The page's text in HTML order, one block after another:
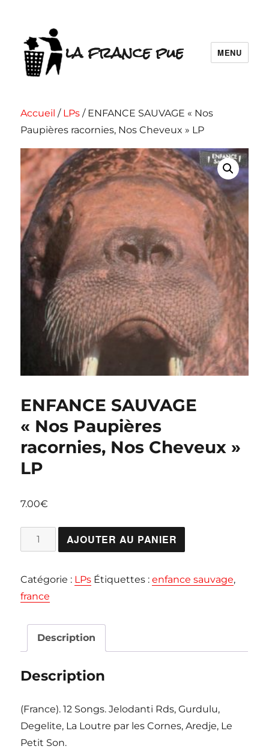
la france pue MENU
Accueil / LPs / ENFANCE SAUVAGE « Nos
Paupières racornies, Nos Cheveux » LP
ENFANCE SAUVAGE
« Nos Paupières
racornies, Nos Cheveux »
LP
7.00€
quantité
de
SAUVAGE
"Nos
racornies,
Nos
Cheveux"
AJOUTER AU PANIER
Catégorie : LPs Étiquettes :enfance sauvage,
france
Description
Description
(France). 12 Songs. Jelodanti Rds, Gurdulu,
Degelite, La Loutre par les Cornes, Aredje, Le
Petit Son.